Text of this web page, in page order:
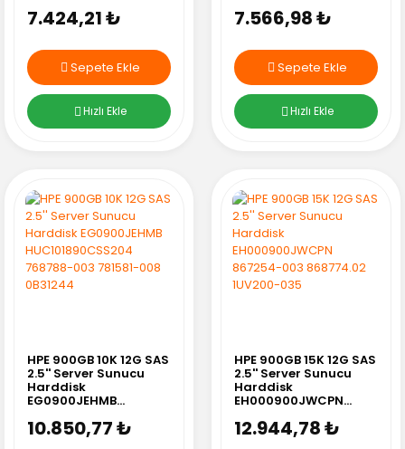
768788-001
7.424,21 ₺
Sepete Ekle
Hızlı Ekle
7.566,98 ₺
Sepete Ekle
Hızlı Ekle
HPE 900GB 10K 12G SAS
2.5'' Server Sunucu
Harddisk
EG0900JEHMB
768788-003 781581-
008 0B31244
10.850,77 ₺
HPE 900GB 15K 12G SAS
2.5'' Server Sunucu
Harddisk
EH000900JWCPN
868774.02 1UV200-035
12.944,78 ₺